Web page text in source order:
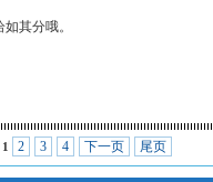
其分哦。
1 2 3 4 下一页 尾页